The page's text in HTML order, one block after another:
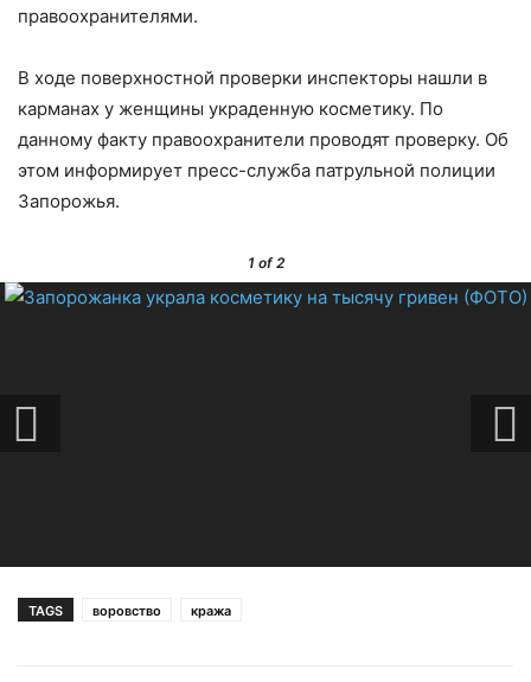
правоохранителями.
В ходе поверхностной проверки инспекторы нашли в
карманах у женщины украденную косметику. По
данному факту правоохранители проводят проверку. Об
этом информирует пресс-служба патрульной полиции
Запорожья.
1of 2
TAGS воровство кража